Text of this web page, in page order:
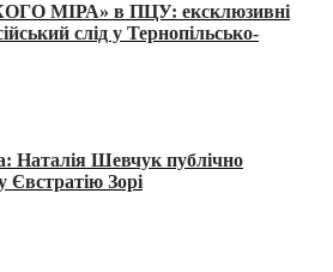
МІРА» в ПЦУ: ексклюзивні
слід у Тернопільсько-
Наталія Шевчук публічно
Євстратію Зорі